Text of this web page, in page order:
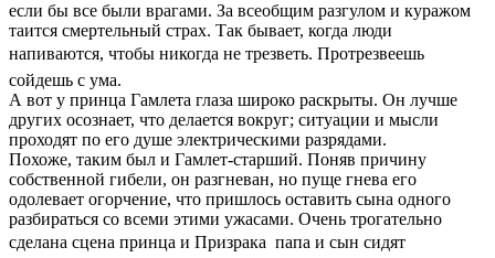
если бы все были врагами. За всеобщим разгулом и куражом
таится смертельный страх. Так бывает, когда люди
напиваются, чтобы никогда не трезветь. Протрезвеешь 
сойдешь с ума.
А вот у принца Гамлета глаза широко раскрыты. Он лучше
других осознает, что делается вокруг; ситуации и мысли
проходят по его душе электрическими разрядами.
Похоже, таким был и Гамлет-старший. Поняв причину
собственной гибели, он разгневан, но пуще гнева его
одолевает огорчение, что пришлось оставить сына одного
разбираться со всеми этими ужасами. Очень трогательно
сделана сцена принца и Призрака  папа и сын сидят